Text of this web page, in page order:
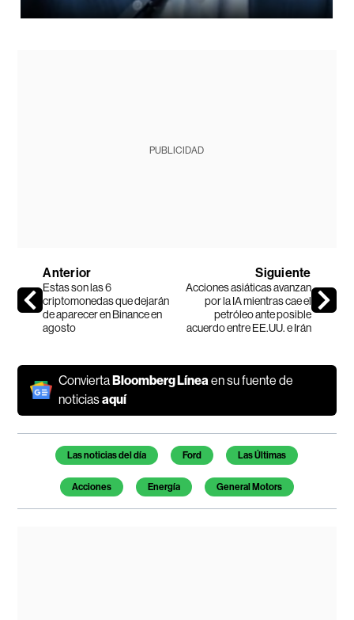
PUBLICIDAD
Anterior
Estas son las 6
criptomonedas que dejarán
de aparecer en Binance en
agosto
Siguiente
Acciones asiáticas avanzan
por la IA mientras cae el
petróleo ante posible
acuerdo entre EE.UU. e Irán
ConviertaBloomberg Línea en su fuente de
noticiasaquí
Temas de este artículo
Las noticias del día Ford Las Últimas
Acciones Energía General Motors